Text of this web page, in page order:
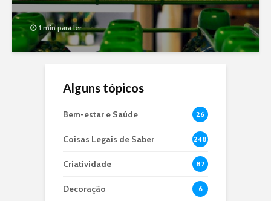
1 min para ler
Alguns tópicos
Bem-estar e Saúde 26
Coisas Legais de Saber 248
Criatividade 87
Decoração 6